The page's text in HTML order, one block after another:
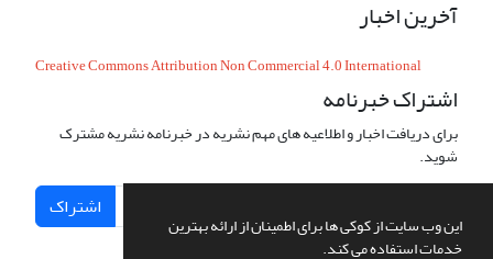
این وب سایت از کوکی ها برای اطمینان از ارائه بهترین
خدمات استفاده می کند.
آخرین اخبار
Creative Commons Attribution Non Commercial 4.0 International
اشتراک خبرنامه
برای دریافت اخبار و اطلاعیه های مهم نشریه در خبرنامه نشریه مشترک
شوید.
اشتراک